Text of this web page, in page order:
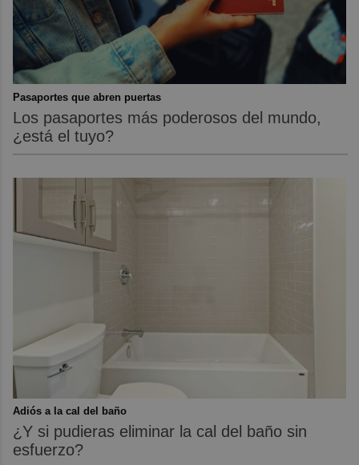
Pasaportes que abren puertas
Los pasaportes más poderosos del mundo,
¿está el tuyo?
Adiós a la cal del baño
¿Y si pudieras eliminar la cal del baño sin
esfuerzo?